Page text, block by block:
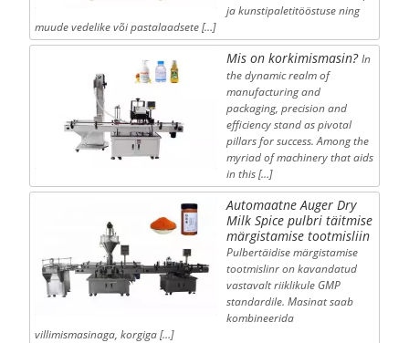
ja kunstipaletitööstuse ning
muude vedelike või pastalaadsete […]
Mis on korkimismasin? In
the dynamic realm of
manufacturing and
packaging, precision and
efficiency stand as pivotal
pillars for success. Among the
myriad of machinery that aids
in this […]
Automaatne Auger Dry
Milk Spice pulbri täitmise
märgistamise tootmisliin
Pulbertäidise märgistamise
tootmislinr on kavandatud
vastavalt riiklikule GMP
standardile. Masinat saab
kombineerida
villimismasinaga, korgiga […]